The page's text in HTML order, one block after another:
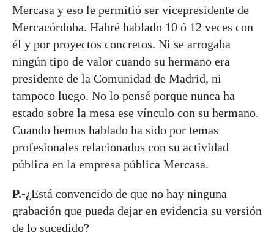
Mercasa y eso le permitió ser vicepresidente de
Mercacórdoba. Habré hablado 10 ó 12 veces con
él y por proyectos concretos. Ni se arrogaba
ningún tipo de valor cuando su hermano era
presidente de la Comunidad de Madrid, ni
tampoco luego. No lo pensé porque nunca ha
estado sobre la mesa ese vínculo con su hermano.
Cuando hemos hablado ha sido por temas
profesionales relacionados con su actividad
pública en la empresa pública Mercasa.
P.-¿Está convencido de que no hay ninguna
grabación que pueda dejar en evidencia su versión
de lo sucedido?